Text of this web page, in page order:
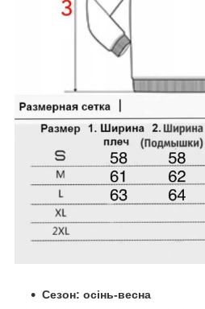
Сезон: осінь-весна